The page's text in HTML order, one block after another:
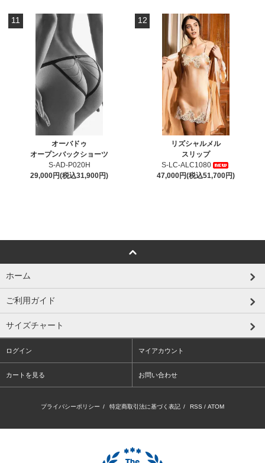
11
オーバドゥ
オープンバックショーツ
S-AD-P020H
29,000円(税込31,900円)
12
リズシャルメル
スリップ
S-LC-ALC1080
47,000円(税込51,700円)
ホーム
ご利用ガイド
サイズチャート
ログイン マイアカウント
カートを見る お問い合わせ
プライバシーポリシー / 特定商取引法に基づく表記 / RSS / ATOM